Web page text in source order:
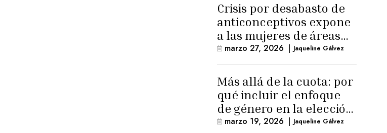
Crisis por desabasto de
anticonceptivos expone
a las mujeres de áreas
rurales
marzo 27, 2026 | Jaqueline Gálvez
Más allá de la cuota: por
qué incluir el enfoque
de género en la elección
de Fiscal General
marzo 19, 2026 | Jaqueline Gálvez